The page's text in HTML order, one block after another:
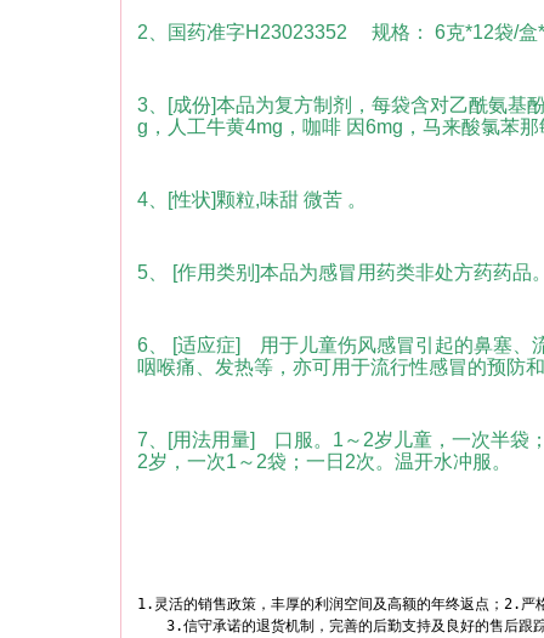
2、国药准字H23023352 规格： 6克*12袋/
3、[成份]本品为复方制剂，每袋含对乙酰氨基
g，人工牛黄4mg，咖啡 因6mg，马来酸氯苯
4、[性状]颗粒,味甜 微苦 。
5、 [作用类别]本品为感冒用药类非处方药药品
6、 [适应症] 用于儿童伤风感冒引起的鼻塞、
咽喉痛、发热等，亦可用于流行性感冒的预防
7、[用法用量] 口服。1～2岁儿童，一次半袋
2岁，一次1～2袋；一日2次。温开水冲服。
1.灵活的销售政策，丰厚的利润空间及高额的年终返点；2.严
3.信守承诺的退货机制，完善的后勤支持及良好的售后跟